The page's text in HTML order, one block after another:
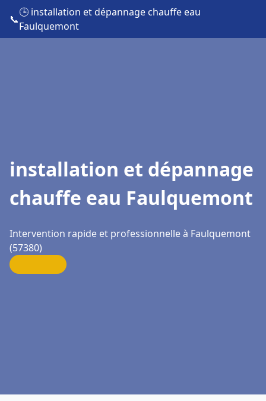
📞
🕒 installation et dépannage chauffe eau
Faulquemont
installation et dépannage
chauffe eau Faulquemont
Intervention rapide et professionnelle à Faulquemont
(57380)